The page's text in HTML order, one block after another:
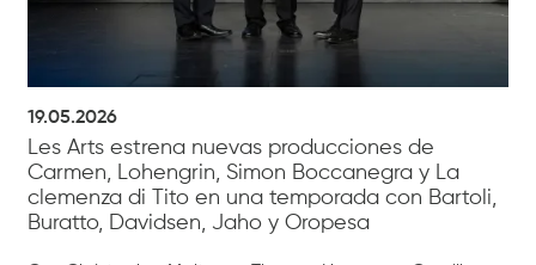
19.05.2026
Les Arts estrena nuevas producciones de
Carmen, Lohengrin, Simon Boccanegra y La
clemenza di Tito en una temporada con Bartoli,
Buratto, Davidsen, Jaho y Oropesa